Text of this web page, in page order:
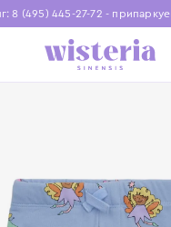
8 (495) 445-27-72 -
доставка при заказе от
приложение, чтобы покупки